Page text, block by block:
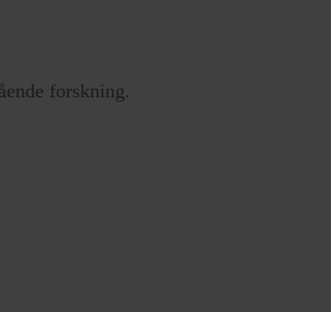
du
forskning.